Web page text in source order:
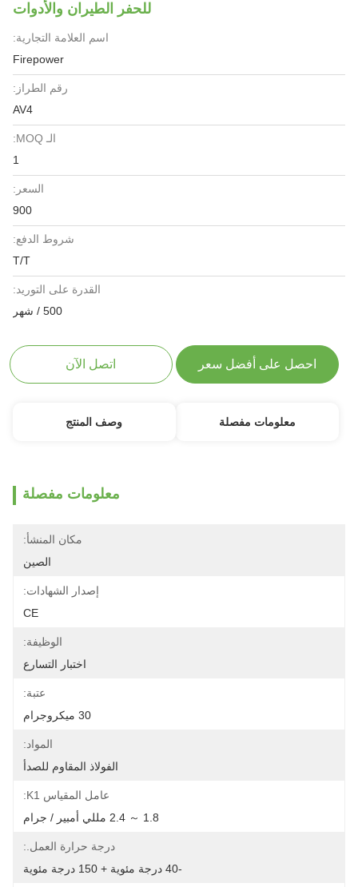
للحفر الطيران والأدوات
اسم العلامة التجارية:
Firepower
رقم الطراز:
AV4
الـ MOQ:
السعر:
900
شروط الدفع:
T/T
القدرة على التوريد:
500 / شهر
احصل على أفضل سعر اتصل الآن
معلومات مفصلة وصف المنتج
معلومات مفصلة
مكان المنشأ:
الصين
إصدار الشهادات:
CE
الوظيفة:
اختبار التسارع
عتبة:
30 ميكروجرام
المواد:
الفولاذ المقاوم للصدأ
عامل المقياس K1:
1.8 ～ 2.4 مللي أمبير / جرام
درجة حرارة العمل.: